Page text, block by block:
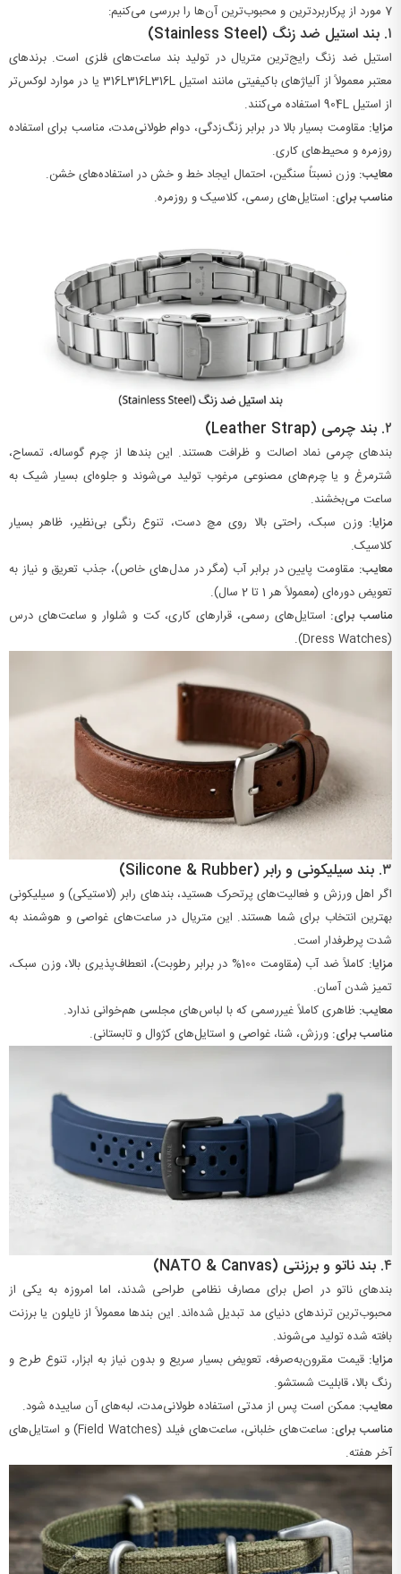
7 مورد از پرکاربردترین و محبوب‌ترین آن‌ها را بررسی می‌کنیم:
۱. بند استیل ضد زنگ (Stainless Steel)
استیل ضد زنگ رایج‌ترین متریال در تولید بند ساعت‌های فلزی است. برندهای
معتبر معمولاً از آلیاژهای باکیفیتی مانند استیل
316L316L316L
یا در موارد لوکس‌تر
از استیل 904L
استفاده می‌کنند.
مزایا: مقاومت بسیار بالا در برابر زنگ‌زدگی، دوام طولانی‌مدت، مناسب برای استفاده
روزمره و محیط‌های کاری.
معایب: وزن نسبتاً سنگین، احتمال ایجاد خط و خش در استفاده‌های خشن.
مناسب برای: استایل‌های رسمی، کلاسیک و روزمره.
۲. بند چرمی (Leather Strap)
بندهای چرمی نماد اصالت و ظرافت هستند. این بندها از چرم گوساله، تمساح،
شترمرغ و یا چرم‌های مصنوعی مرغوب تولید می‌شوند و جلوه‌ای بسیار شیک به
ساعت می‌بخشند.
مزایا: وزن سبک، راحتی بالا روی مچ دست، تنوع رنگی بی‌نظیر، ظاهر بسیار
کلاسیک.
معایب: مقاومت پایین در برابر آب (مگر در مدل‌های خاص)، جذب تعریق و نیاز به
تعویض دوره‌ای (معمولاً هر 1 تا2 سال).
مناسب برای: استایل‌های رسمی، قرارهای کاری، کت و شلوار و ساعت‌های درس
(Dress Watches).
۳. بند سیلیکونی و رابر (Silicone & Rubber)
اگر اهل ورزش و فعالیت‌های پرتحرک هستید، بندهای رابر (لاستیکی) و سیلیکونی
بهترین انتخاب برای شما هستند. این متریال در ساعت‌های غواصی و هوشمند به
شدت پرطرفدار است.
مزایا: کاملاً ضد آب (مقاومت 100%
در برابر رطوبت)، انعطاف‌پذیری بالا، وزن سبک،
تمیز شدن آسان.
معایب: ظاهری کاملاً غیررسمی که با لباس‌های مجلسی هم‌خوانی ندارد.
مناسب برای: ورزش، شنا، غواصی و استایل‌های کژوال و تابستانی.
۴. بند ناتو و برزنتی (NATO & Canvas)
بندهای ناتو در اصل برای مصارف نظامی طراحی شدند، اما امروزه به یکی از
محبوب‌ترین ترندهای دنیای مد تبدیل شده‌اند. این بندها معمولاً از نایلون یا برزنت
بافته شده تولید می‌شوند.
مزایا: قیمت مقرون‌به‌صرفه، تعویض بسیار سریع و بدون نیاز به ابزار، تنوع طرح و
رنگ بالا، قابلیت شستشو.
معایب: ممکن است پس از مدتی استفاده طولانی‌مدت، لبه‌های آن ساییده شود.
مناسب برای:
ساعت‌های خلبانی، ساعت‌های فیلد (Field Watches) و استایل‌های
آخر هفته.